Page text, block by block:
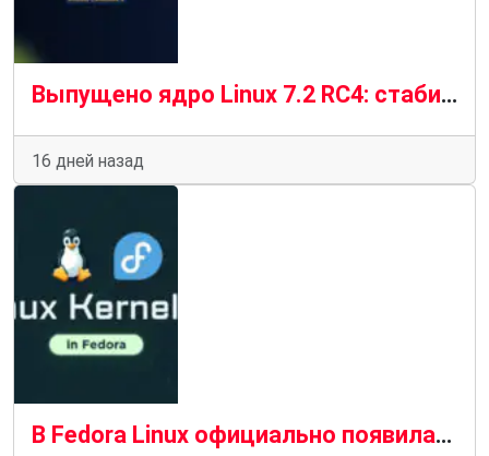
Выпущено ядро ​​Linux 7.2 RC4: стабильный прогресс в условиях «новой нормальности»
16 дней назад
В Fedora Linux официально появилась версия ядра Linux 7.1